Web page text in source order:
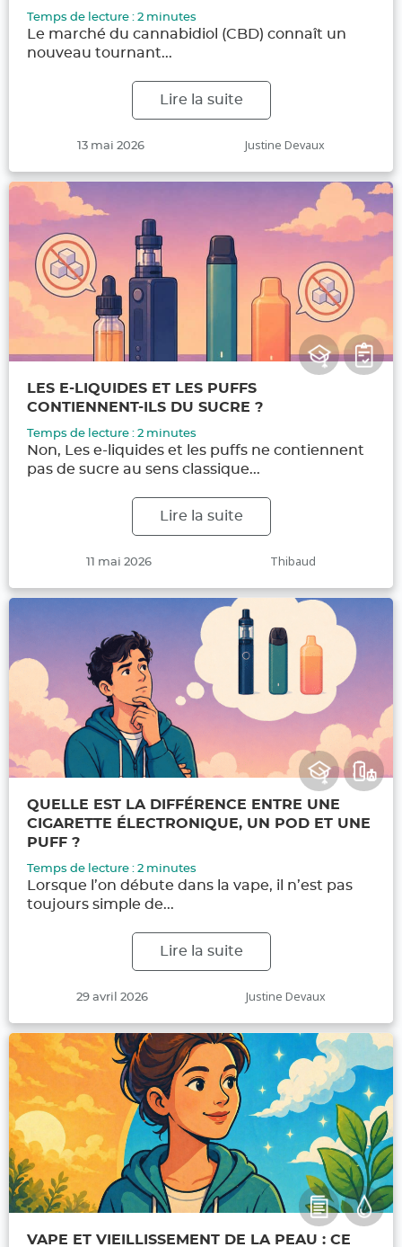
Temps de lecture : 2 minutes
Le marché du cannabidiol (CBD) connaît un
nouveau tournant...
Lire la suite
Publié
13 mai 2026 Auteur
Justine Devaux
LES E-LIQUIDES ET LES PUFFS
CONTIENNENT-ILS DU SUCRE ?
Temps de lecture : 2 minutes
Non, Les e-liquides et les puffs ne contiennent
pas de sucre au sens classique...
Lire la suite
Publié
11 mai 2026 Auteur
Thibaud
QUELLE EST LA DIFFÉRENCE ENTRE UNE
CIGARETTE ÉLECTRONIQUE, UN POD ET UNE
PUFF ?
Temps de lecture : 2 minutes
Lorsque l’on débute dans la vape, il n’est pas
toujours simple de...
Lire la suite
Publié
29 avril 2026 Auteur
Justine Devaux
VAPE ET VIEILLISSEMENT DE LA PEAU : CE